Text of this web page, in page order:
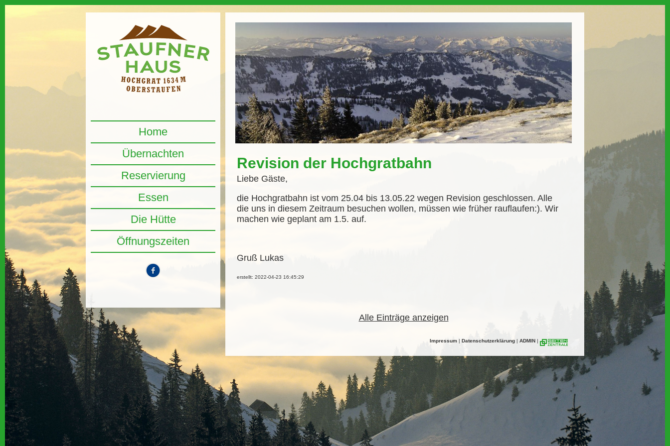
Home
Übernachten
Reservierung
Essen
Die Hütte
Öffnungszeiten
Revision der Hochgratbahn
Liebe Gäste,
die Hochgratbahn ist vom 25.04 bis 13.05.22 wegen Revision geschlossen. Alle
die uns in diesem Zeitraum besuchen wollen, müssen wie früher rauflaufen:). Wir
machen wie geplant am 1.5. auf.
Gruß Lukas
erstellt: 2022-04-23 16:45:29
Alle Einträge anzeigen
Impressum | Datenschutzerklärung | ADMIN |